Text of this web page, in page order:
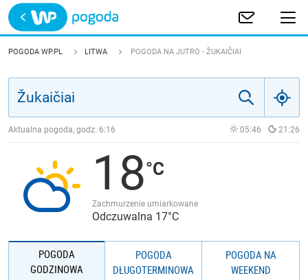
Trwa ładowanie
POLSKA
POGODA WP.PL LITWA POGODA NA JUTRO - ŽUKAIČIAI
Aktualna pogoda, godz. 6:16 05:46 21:26
18
Zachmurzenie umiarkowane
Odczuwalna 17°C
POGODA
GODZINOWA
POGODA
DŁUGOTERMINOWA
POGODA NA
WEEKEND